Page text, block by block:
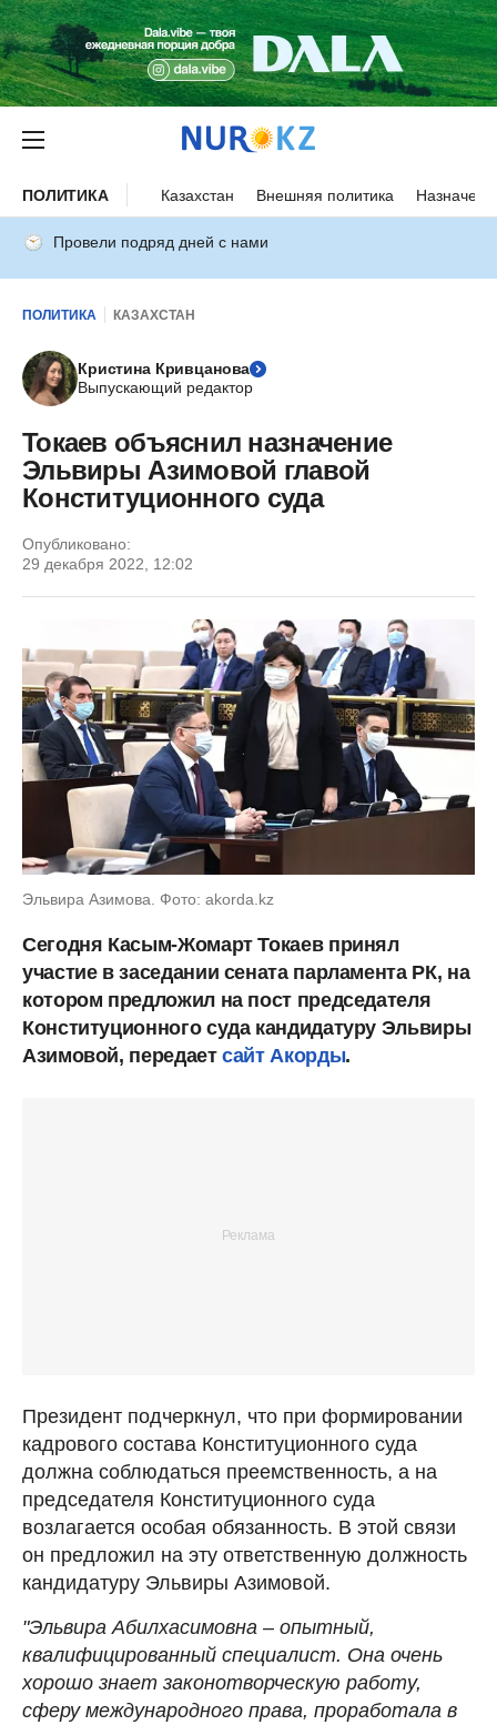
ПОЛИТИКА Казахстан Внешняя политика
Провели подряд дней с нами
ПОЛИТИКА КАЗАХСТАН
Кристина Кривцанова
Выпускающий редактор
Токаев объяснил назначение
Эльвиры Азимовой главой
Конституционного суда
Опубликовано:
29 декабря 2022, 12:02
Эльвира Азимова. Фото: akorda.kz
Сегодня Касым-Жомарт Токаев принял
участие в заседании сената парламента РК, на
котором предложил на пост председателя
Конституционного суда кандидатуру Эльвиры
Азимовой, передаетсайт Акорды.
Президент подчеркнул, что при формировании
кадрового состава Конституционного суда
должна соблюдаться преемственность, а на
председателя Конституционного суда
возлагается особая обязанность. В этой связи
он предложил на эту ответственную должность
кандидатуру Эльвиры Азимовой.
"Эльвира Абилхасимовна – опытный,
квалифицированный специалист. Она очень
хорошо знает законотворческую работу,
сферу международного права, проработала в